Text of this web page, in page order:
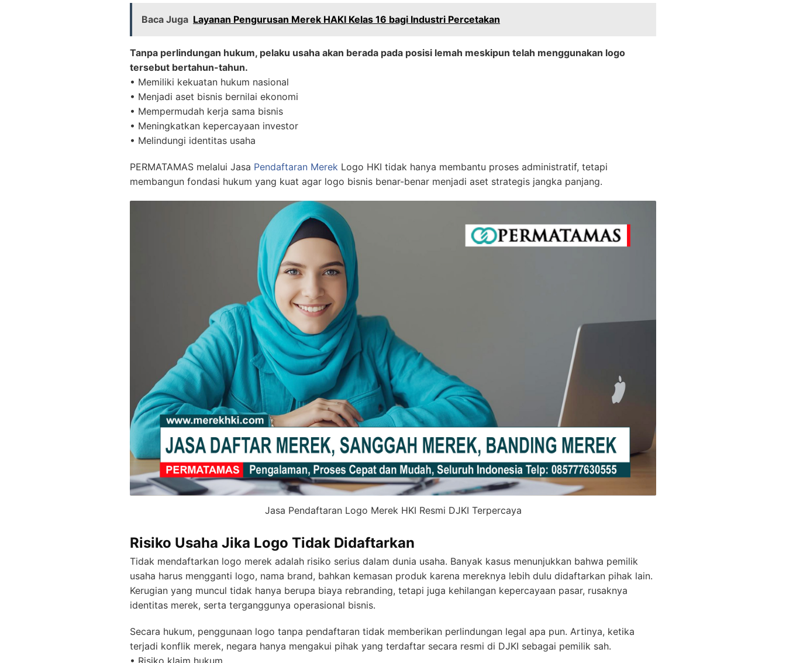
Baca Juga Layanan Pengurusan Merek HAKI Kelas 16 bagi Industri Percetakan
Tanpa perlindungan hukum, pelaku usaha akan berada pada posisi lemah meskipun telah menggunakan logo
tersebut bertahun-tahun.
• Memiliki kekuatan hukum nasional
• Menjadi aset bisnis bernilai ekonomi
• Mempermudah kerja sama bisnis
• Meningkatkan kepercayaan investor
• Melindungi identitas usaha
PERMATAMAS melalui Jasa Pendaftaran Merek Logo HKI tidak hanya membantu proses administratif, tetapi
membangun fondasi hukum yang kuat agar logo bisnis benar-benar menjadi aset strategis jangka panjang.
Jasa Pendaftaran Logo Merek HKI Resmi DJKI Terpercaya
Risiko Usaha Jika Logo Tidak Didaftarkan
Tidak mendaftarkan logo merek adalah risiko serius dalam dunia usaha. Banyak kasus menunjukkan bahwa pemilik
usaha harus mengganti logo, nama brand, bahkan kemasan produk karena mereknya lebih dulu didaftarkan pihak lain.
Kerugian yang muncul tidak hanya berupa biaya rebranding, tetapi juga kehilangan kepercayaan pasar, rusaknya
identitas merek, serta terganggunya operasional bisnis.
Secara hukum, penggunaan logo tanpa pendaftaran tidak memberikan perlindungan legal apa pun. Artinya, ketika
terjadi konflik merek, negara hanya mengakui pihak yang terdaftar secara resmi di DJKI sebagai pemilik sah.